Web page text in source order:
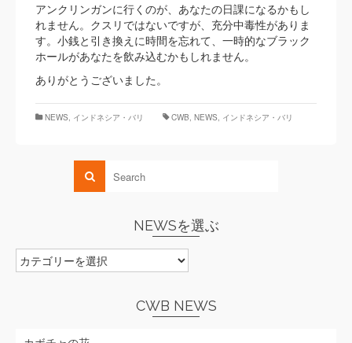
アンクリンガンに行くのが、あなたの日課になるかもし
れません。クスリではないですが、充分中毒性がありま
す。小銭と引き換えに時間を忘れて、一時的なブラック
ホールがあなたを飲み込むかもしれません。
ありがとうございました。
NEWS, インドネシア・バリ CWB, NEWS, インドネシア・バリ
NEWSを選ぶ
NEWS
を
CWB NEWS